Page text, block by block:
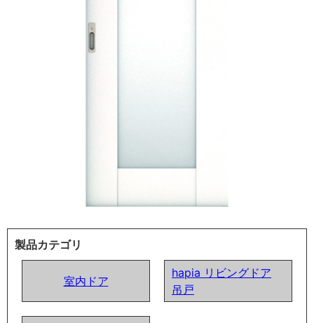
製品カテゴリ
室内ドア
hapia リビングドア
吊戸